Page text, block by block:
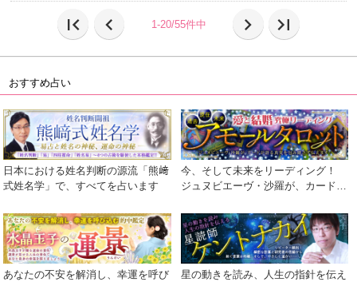
first_page chevron_left 1-20/55件中 chevron_right last_page
おすすめ占い
日本における姓名判断の源流「熊﨑
式姓名学」で、すべてを占います
今、そして未来をリーディング！
ジュヌビエーヴ・沙羅が、カードが
あなたの不安を解消し、幸運を呼び
星の動きを読み、人生の指針を伝え